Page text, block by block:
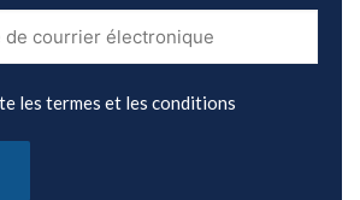
les termes et les conditions